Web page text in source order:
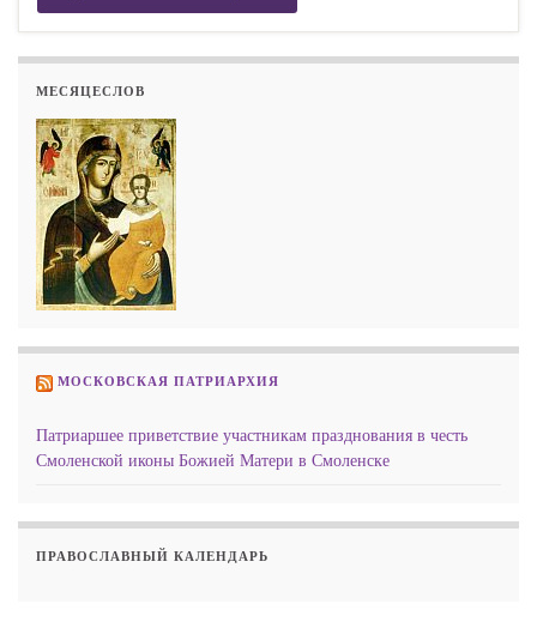
МЕСЯЦЕСЛОВ
МОСКОВСКАЯ ПАТРИАРХИЯ
Патриаршее приветствие участникам празднования в честь
Смоленской иконы Божией Матери в Смоленске
ПРАВОСЛАВНЫЙ КАЛЕНДАРЬ